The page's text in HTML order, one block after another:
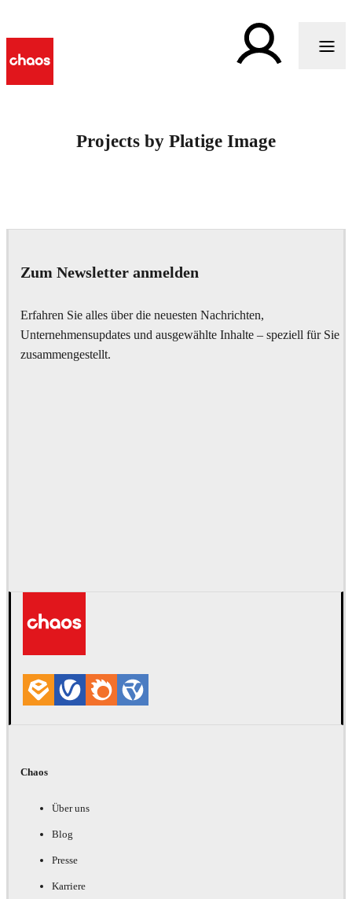
Projects by Platige Image
Zum Newsletter anmelden
Erfahren Sie alles über die neuesten Nachrichten,
Unternehmensupdates und ausgewählte Inhalte – speziell für Sie
zusammengestellt.
Chaos
Über uns
Blog
Presse
Karriere